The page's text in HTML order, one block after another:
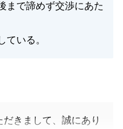
まで諦めず交渉にあた
ている。
きまして、誠にあり